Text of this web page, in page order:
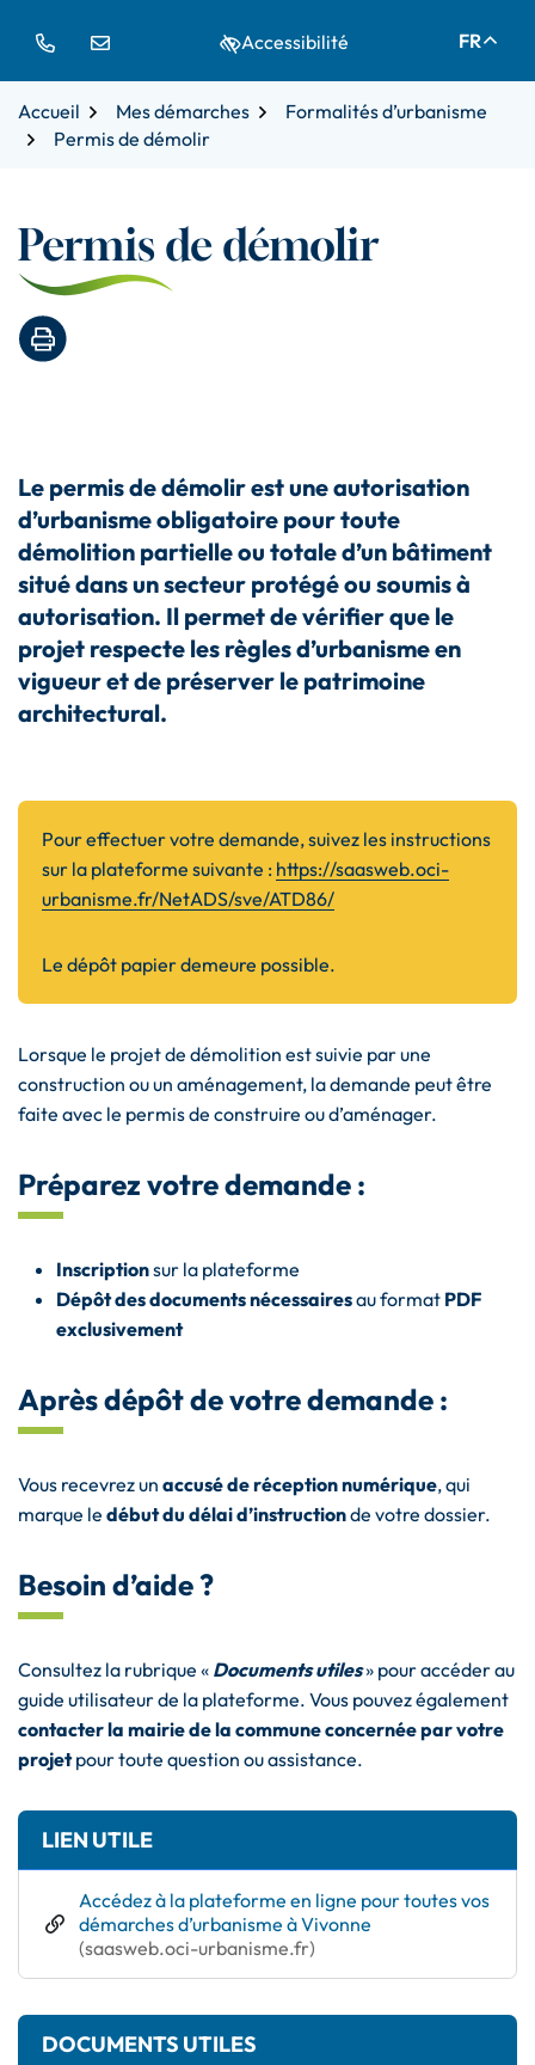
navigation
page
FR
Accessibilité
Accueil Mes démarches
Formalités d’urbanisme
Permis de démolir
Permis de démolir
Imprimer la page
Le permis de démolir est une autorisation
d’urbanisme obligatoire pour toute
démolition partielle ou totale d’un bâtiment
situé dans un secteur protégé ou soumis à
autorisation. Il permet de vérifier que le
projet respecte les règles d’urbanisme en
vigueur et de préserver le patrimoine
architectural.
Pour effectuer votre demande, suivez les instructions
sur la plateforme suivante : https://saasweb.oci-
urbanisme.fr/NetADS/sve/ATD86/
Le dépôt papier demeure possible.
Lorsque le projet de démolition est suivie par une
construction ou un aménagement, la demande peut être
faite avec le permis de construire ou d’aménager.
Préparez votre demande :
Inscriptionsur la plateforme
Dépôt des documents nécessairesau format PDF
exclusivement
Après dépôt de votre demande :
Vous recevrez un accusé de réception numérique, qui
marque le début du délai d’instructionde votre dossier.
Besoin d’aide ?
Consultez la rubrique « Documents utiles» pour accéder au
guide utilisateur de la plateforme. Vous pouvez également
contacter la mairie de la commune concernée par votre
projetpour toute question ou assistance.
Informations complémentaires
LIEN UTILE
Accédez à la plateforme en ligne pour toutes vos
démarches d’urbanisme à Vivonne
(saasweb.oci-urbanisme.fr)
(ouverture dans un nouvel onglet)
DOCUMENTS UTILES